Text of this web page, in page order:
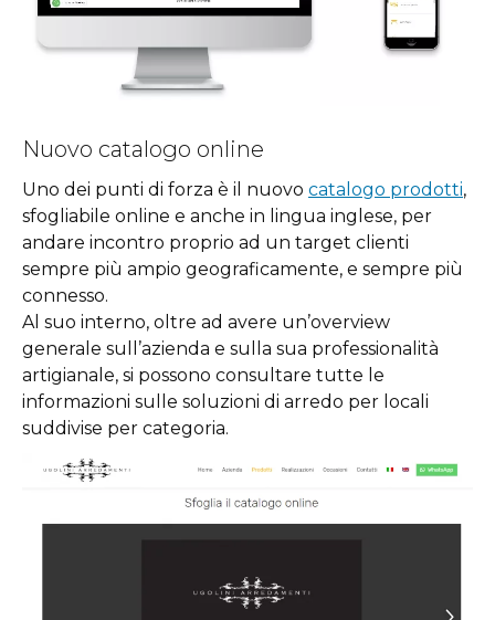
Nuovo catalogo online
Uno dei punti di forza è il nuovo catalogo prodotti,
sfogliabile online e anche in lingua inglese, per
andare incontro proprio ad un target clienti
sempre più ampio geograficamente, e sempre più
connesso.
Al suo interno, oltre ad avere un’overview
generale sull’azienda e sulla sua professionalità
artigianale, si possono consultare tutte le
informazioni sulle soluzioni di arredo per locali
suddivise per categoria.